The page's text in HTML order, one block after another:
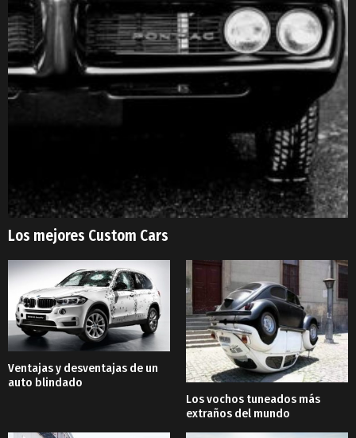
Los mejores Custom Cars
Ventajas y desventajas de un
auto blindado
Los vochos tuneados más
extraños del mundo